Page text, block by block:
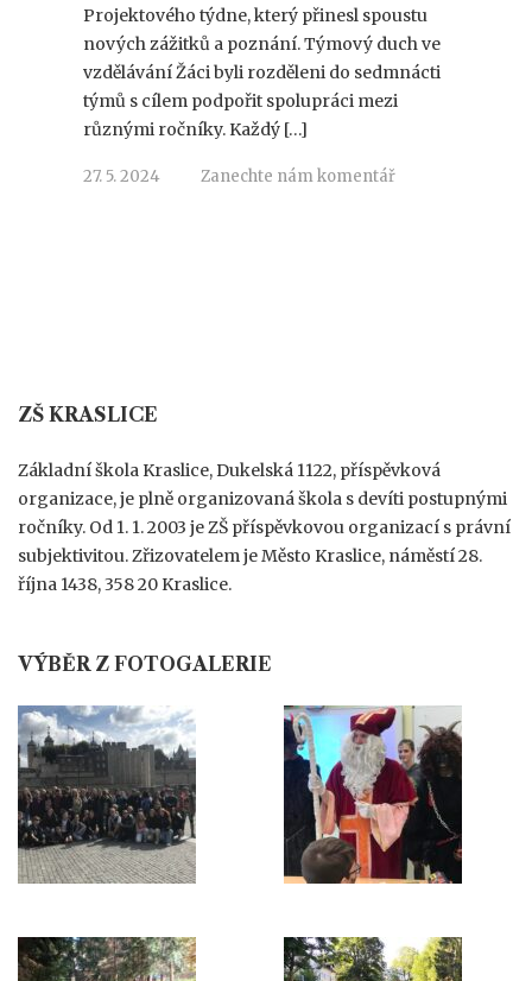
Projektového týdne, který přinesl spoustu
nových zážitků a poznání. Týmový duch ve
vzdělávání Žáci byli rozděleni do sedmnácti
týmů s cílem podpořit spolupráci mezi
různými ročníky. Každý […]
27. 5. 2024 Zanechte nám komentář
ZŠ KRASLICE
Základní škola Kraslice, Dukelská 1122, příspěvková
organizace, je plně organizovaná škola s devíti postupnými
ročníky. Od 1. 1. 2003 je ZŠ příspěvkovou organizací s právní
subjektivitou. Zřizovatelem je Město Kraslice, náměstí 28.
října 1438, 358 20 Kraslice.
VÝBĚR Z FOTOGALERIE